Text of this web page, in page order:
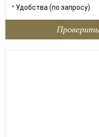
Удобства (по запросу)